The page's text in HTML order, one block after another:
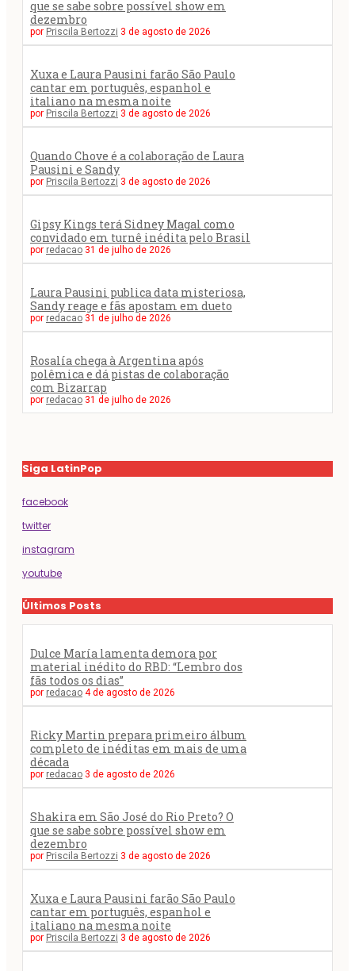
que se sabe sobre possível show em
dezembro
por Priscila Bertozzi 3 de agosto de 2026
Xuxa e Laura Pausini farão São Paulo
cantar em português, espanhol e
italiano na mesma noite
por Priscila Bertozzi 3 de agosto de 2026
Quando Chove é a colaboração de Laura
Pausini e Sandy
por Priscila Bertozzi 3 de agosto de 2026
Gipsy Kings terá Sidney Magal como
convidado em turnê inédita pelo Brasil
por redacao 31 de julho de 2026
Laura Pausini publica data misteriosa,
Sandy reage e fãs apostam em dueto
por redacao 31 de julho de 2026
Rosalía chega à Argentina após
polêmica e dá pistas de colaboração
com Bizarrap
por redacao 31 de julho de 2026
Siga LatinPop
facebook
twitter
instagram
youtube
Últimos Posts
Dulce María lamenta demora por
material inédito do RBD: “Lembro dos
fãs todos os dias”
por redacao 4 de agosto de 2026
Ricky Martin prepara primeiro álbum
completo de inéditas em mais de uma
década
por redacao 3 de agosto de 2026
Shakira em São José do Rio Preto? O
que se sabe sobre possível show em
dezembro
por Priscila Bertozzi 3 de agosto de 2026
Xuxa e Laura Pausini farão São Paulo
cantar em português, espanhol e
italiano na mesma noite
por Priscila Bertozzi 3 de agosto de 2026